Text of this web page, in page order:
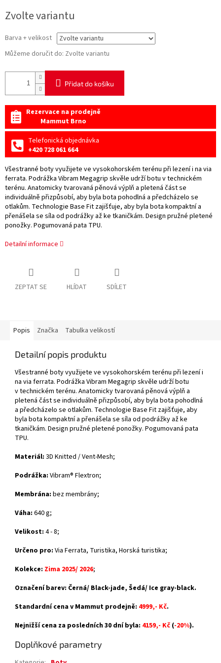
cena:
Zvolte variantu
Barva + velikost
Můžeme doručit do: Zvolte variantu
Přidat do košíku
Rezervace na prodejně
Mammut Brno
Telefonická objednávka
+420 728 061 664
Všestranné boty využijete ve vysokohorském terénu při lezení i na via
ferrata. Podrážka Vibram Megagrip skvěle udrží botu v technickém
terénu. Anatomicky tvarovaná pěnová výplň a pletená část se
individuálně přizpůsobí, aby byla bota pohodlná a předcházelo se
otlakům. Technologie Base Fit zajišťuje, aby byla bota kompaktní a
přenášela se síla od podrážky až ke tkaničkám. Design pružné pletené
ponožky. Pogumovaná pata TPU.
Detailní informace
ZEPTAT SE HLÍDAT SDÍLET
Popis Značka Tabulka velikostí
Detailní popis produktu
Všestranné boty využijete ve vysokohorském terénu při lezení i
na via ferrata. Podrážka Vibram Megagrip skvěle udrží botu
v technickém terénu. Anatomicky tvarovaná pěnová výplň a
pletená část se individuálně přizpůsobí, aby byla bota pohodlná
a předcházelo se otlakům. Technologie Base Fit zajišťuje, aby
byla bota kompaktní a přenášela se síla od podrážky až ke
tkaničkám. Design pružné pletené ponožky. Pogumovaná pata
TPU.
Materiál: 3D Knitted / Vent-Mesh;
Podrážka: Vibram® Flextron;
Membrána: bez membrány;
Váha: 640 g;
Velikost: 4 - 8;
Určeno pro: Via Ferrata, Turistika, Horská turistika;
Kolekce: Zima 2025/ 2026;
Označení barev: Černá/ Black-jade, Šedá/ Ice gray-black.
Standardní cena v Mammut prodejně: 4999,- Kč.
Nejnižší cena za posledních 30 dní byla: 4159,- Kč (-20%).
Doplňkové parametry